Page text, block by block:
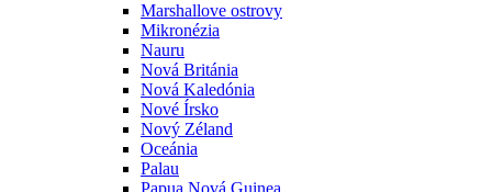
Marshallove ostrovy
Mikronézia
Nauru
Nová Británia
Nová Kaledónia
Nové Írsko
Nový Zéland
Oceánia
Palau
Papua Nová Guinea